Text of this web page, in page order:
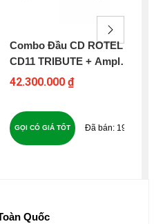
Combo Đầu CD ROTEL
CD11 TRIBUTE + Amply
ROTE A11 TRIBUTE +
DIAMON 12.2 - B16
42.300.000 ₫
194
GỌI CÓ GIÁ TỐT
Quốc